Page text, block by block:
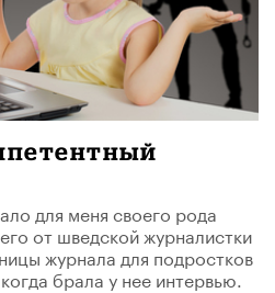
для меня своего рода
от шведской журналистки
журнала для подростков
брала у нее интервью.